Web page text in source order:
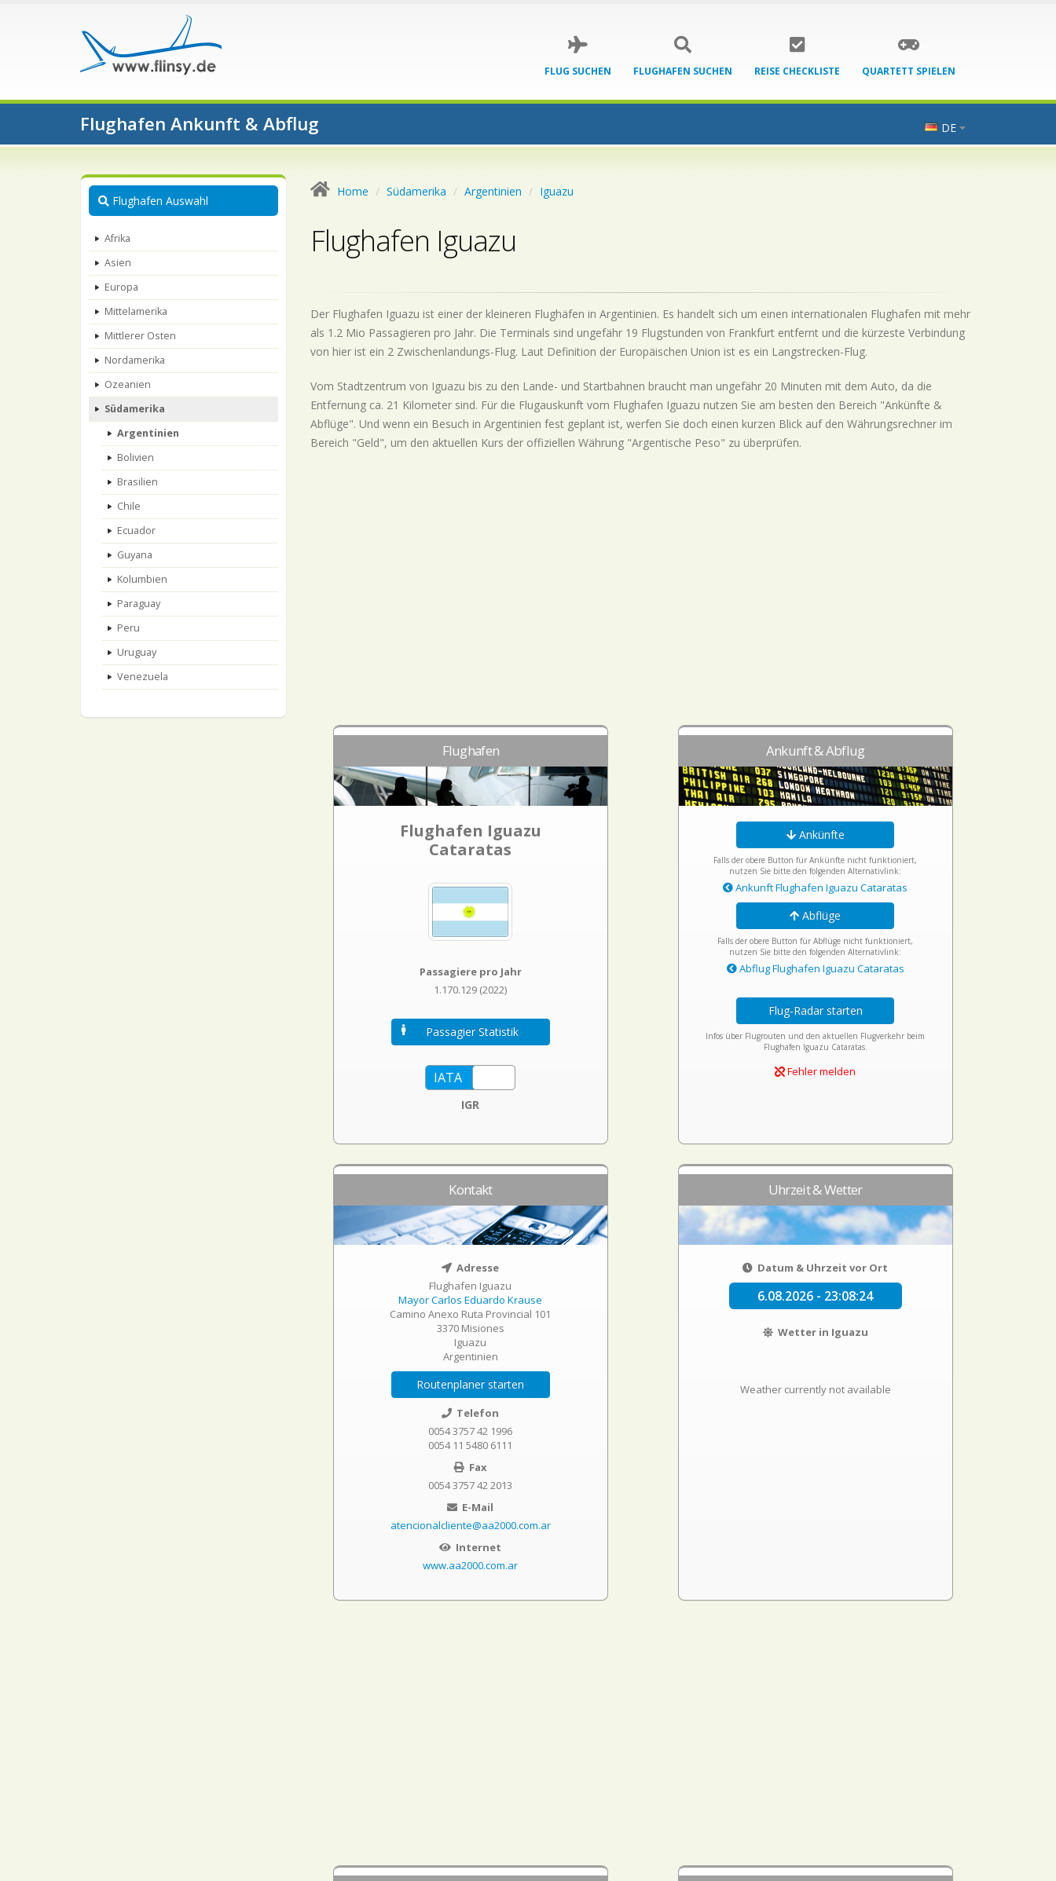
FLUG SUCHEN FLUGHAFEN SUCHEN REISE CHECKLISTE QUARTETT SPIELEN
Flughafen Ankunft & Abflug DE
Flughafen Auswahl
Afrika
Asien
Europa
Mittelamerika
Mittlerer Osten
Nordamerika
Ozeanien
Südamerika
Argentinien
Bolivien
Brasilien
Chile
Ecuador
Guyana
Kolumbien
Paraguay
Peru
Uruguay
Venezuela
Home Südamerika Argentinien Iguazu
Flughafen Iguazu
Der Flughafen Iguazu ist einer der kleineren Flughäfen in Argentinien. Es handelt sich um einen internationalen Flughafen mit mehr
als 1.2 Mio Passagieren pro Jahr. Die Terminals sind ungefähr 19 Flugstunden von Frankfurt entfernt und die kürzeste Verbindung
von hier ist ein 2 Zwischenlandungs-Flug. Laut Definition der Europäischen Union ist es ein Langstrecken-Flug.
Vom Stadtzentrum von Iguazu bis zu den Lande- und Startbahnen braucht man ungefähr 20 Minuten mit dem Auto, da die
Entfernung ca. 21 Kilometer sind. Für die Flugauskunft vom Flughafen Iguazu nutzen Sie am besten den Bereich "Ankünfte &
Abflüge". Und wenn ein Besuch in Argentinien fest geplant ist, werfen Sie doch einen kurzen Blick auf den Währungsrechner im
Bereich "Geld", um den aktuellen Kurs der offiziellen Währung "Argentische Peso" zu überprüfen.
Flughafen
Flughafen Iguazu
Cataratas
Passagiere pro Jahr
1.170.129 (2022)
Passagier Statistik
IGR
Ankunft & Abflug
Ankünfte
Falls der obere Button für Ankünfte nicht funktioniert,
nutzen Sie bitte den folgenden Alternativlink:
Ankunft Flughafen Iguazu Cataratas
Abflüge
Falls der obere Button für Abflüge nicht funktioniert,
nutzen Sie bitte den folgenden Alternativlink:
Abflug Flughafen Iguazu Cataratas
Flug-Radar starten
Infos über Flugrouten und den aktuellen Flugverkehr beim
Flughafen Iguazu Cataratas.
Fehler melden
Kontakt
Adresse
Flughafen Iguazu
Mayor Carlos Eduardo Krause
Camino Anexo Ruta Provincial 101
3370 Misiones
Iguazu
Argentinien
Routenplaner starten
Telefon
0054 3757 42 1996
0054 11 5480 6111
Fax
0054 3757 42 2013
E-Mail
atencionalcliente@aa2000.com.ar
Internet
www.aa2000.com.ar
Uhrzeit & Wetter
Datum & Uhrzeit vor Ort
6.08.2026 - 23:08:24
Wetter in Iguazu
Weather currently not available